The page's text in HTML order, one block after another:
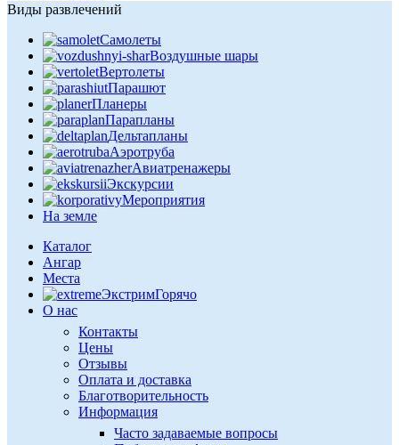
Виды развлечений
Самолеты
Воздушные шары
Вертолеты
Парашют
Планеры
Парапланы
Дельтапланы
Аэротруба
Авиатренажеры
Экскурсии
Мероприятия
На земле
Каталог
Ангар
Места
ЭкстримГорячо
О нас
Контакты
Цены
Отзывы
Оплата и доставка
Благотворительность
Информация
Часто задаваемые вопросы